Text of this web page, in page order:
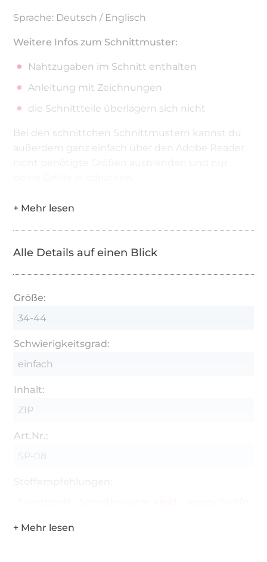
Sprache: Deutsch / Englisch
Weitere Infos zum Schnittmuster:
Nahtzugaben im Schnitt enthalten
Anleitung mit Zeichnungen
die Schnittteile überlagern sich nicht
Bei den schnittchen Schnittmustern kannst du
außerdem ganz einfach über den Adobe Reader
Alle Details auf einen Blick
Größe:
34-44
Schwierigkeitsgrad:
einfach
Inhalt:
ZIP
Art.Nr.:
SP-08